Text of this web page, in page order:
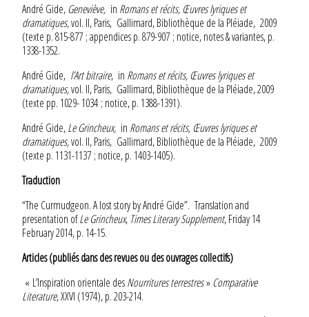
André Gide,Geneviève, in Romans et récits, Œuvres lyriques et
dramatiques,vol. II, Paris, Gallimard, Bibliothèque de la Pléiade, 2009
(texte p. 815-877 ; appendices p. 879-907 ; notice, notes & variantes, p.
1338-1352.
André Gide,l’Art bitraire, in Romans et récits, Œuvres lyriques et
dramatiques,vol. II, Paris, Gallimard, Bibliothèque de la Pléiade, 2009
(texte pp. 1029- 1034 ; notice, p. 1388-1391).
André Gide,Le Grincheux, in Romans et récits, Œuvres lyriques et
dramatiques,vol. II, Paris, Gallimard, Bibliothèque de la Pléiade, 2009
(texte p. 1131-1137 ; notice, p. 1403-1405).
Traduction
“The Curmudgeon. A lost story by André Gide”. Translation and
presentation ofLe Grincheux, Times Literary Supplement, Friday 14
February 2014, p. 14-15.
Articles (publiés dans des revues ou des ouvrages collectifs)
« L’Inspiration orientale desNourritures terrestres» Comparative
Literature, XXVI (1974), p. 203-214.